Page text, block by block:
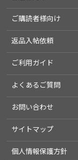
ご購読者様向け
返品入帖依頼
ご利用ガイド
よくあるご質問
お問い合わせ
サイトマップ
個人情報保護方針